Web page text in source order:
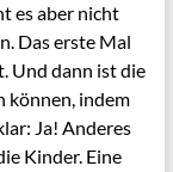
es aber nicht
Das erste Mal
Und dann ist die
können, indem
Ja! Anderes
Kinder. Eine